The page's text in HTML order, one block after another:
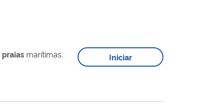
praias marítimas.
Iniciar